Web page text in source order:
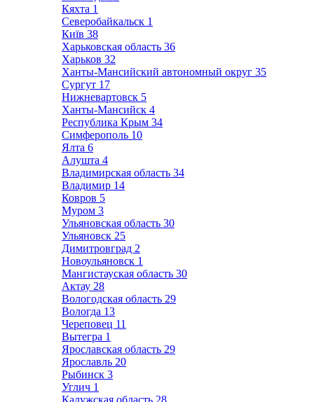
Кяхта 1
Северобайкальск 1
Київ 38
Харьковская область 36
Харьков 32
Ханты-Мансийский автономный округ 35
Сургут 17
Нижневартовск 5
Ханты-Мансийск 4
Республика Крым 34
Симферополь 10
Ялта 6
Алушта 4
Владимирская область 34
Владимир 14
Ковров 5
Муром 3
Ульяновская область 30
Ульяновск 25
Димитровград 2
Новоульяновск 1
Мангистауская область 30
Актау 28
Вологодская область 29
Вологда 13
Череповец 11
Вытегра 1
Ярославская область 29
Ярославль 20
Рыбинск 3
Углич 1
Калужская область 28